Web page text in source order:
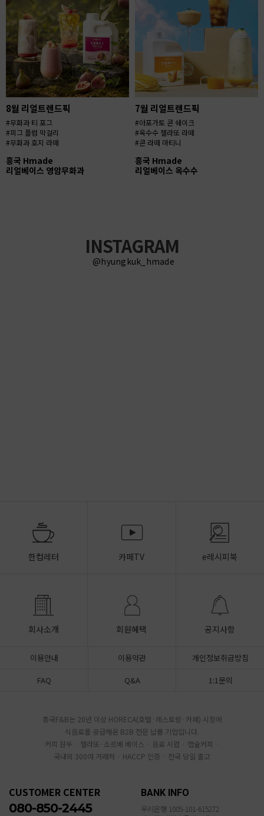
8월 리얼트렌드픽
#무화과 티 포그
#피그 플럼 막걸리
#무화과 호지 라떼
흥국 Hmade
리얼베이스 영암무화과
7월 리얼트렌드픽
#아포가토 콘 쉐이크
#옥수수 젤라또 라떼
#콘 라떼 마티니
흥국 Hmade
리얼베이스 옥수수
INSTAGRAM
@hyungkuk_hmade
한컵레터 카페TV e레시피북
회사소개 회원혜택 공지사항
이용안내 이용약관
개인정보취급방침
FAQ
Q&A 1:1문의
흥국F&B는 20년 이상 HORECA(호텔·레스토랑·카페) 시장에
식음료를 공급해온 B2B 전문 납품 기업입니다.
커피 원두 · 젤라또·소르베 베이스 · 음료 시럽 · 캡슐커피 ·
국내외 300여 거래처 · HACCP 인증 · 전국 당일 출고
CUSTOMER CENTER
080-850-2445
BANK INFO
우리은행 1005-101-615272